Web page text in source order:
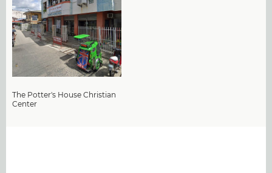
The Potter's House Christian
Center